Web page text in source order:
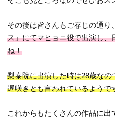
その後は皆さんもご存じの通り
ス」にてマヒョニ役で出演し、
ね！
梨泰院に出演した時は28歳な
遅咲きとも言われているようで
これからもたくさんの作品に出